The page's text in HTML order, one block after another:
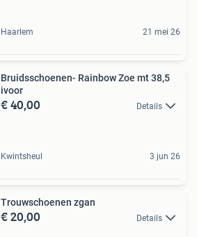
Haarlem 21 mei 26
Bruidsschoenen- Rainbow Zoe mt 38,5
ivoor
€ 40,00 Details
Kwintsheul 3 jun 26
Trouwschoenen zgan
€ 20,00 Details